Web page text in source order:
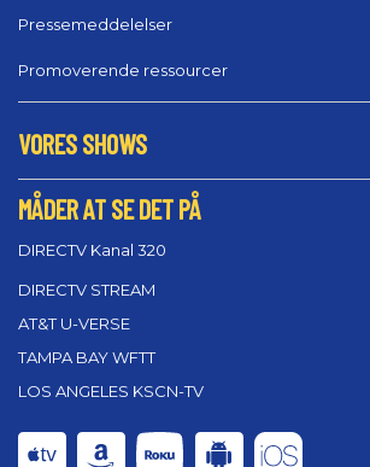
Pressemeddelelser
Promoverende ressourcer
VORES SHOWS
MÅDER AT SE DET PÅ
DIRECTV Kanal 320
DIRECTV STREAM
AT&T U-VERSE
TAMPA BAY WFTT
LOS ANGELES KSCN-TV